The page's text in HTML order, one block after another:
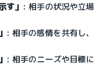
す」 : 相手の状況や立
: 相手の感情を共有し
: 相手のニーズや目標